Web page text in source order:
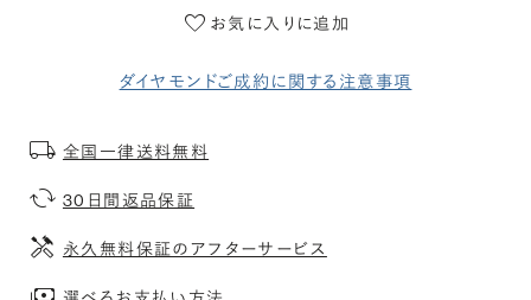
お気に入りに追加
ダイヤモンドご成約に関する注意事項
全国一律送料無料
30日間返品保証
永久無料保証のアフターサービス